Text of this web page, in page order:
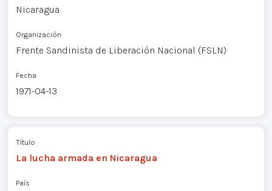
Nicaragua
Organización
Frente Sandinista de Liberación Nacional (FSLN)
Fecha
1971-04-13
Título
La lucha armada en Nicaragua
País